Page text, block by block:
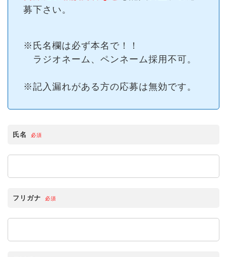
募下さい。
※氏名欄は必ず本名で！！
ラジオネーム、ペンネーム採用不可。
※記入漏れがある方の応募は無効です。
氏名 必須
フリガナ 必須